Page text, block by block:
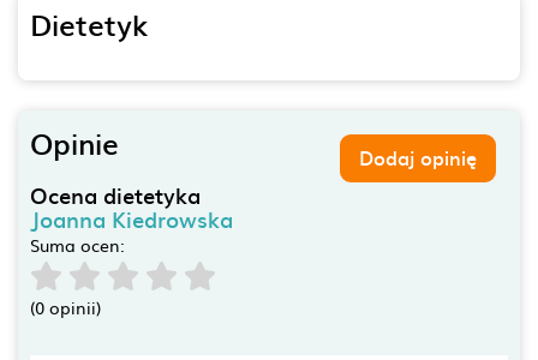
Dietetyk
Opinie Dodaj opinię
Ocena dietetyka
Joanna Kiedrowska
Suma ocen:
(0 opinii)